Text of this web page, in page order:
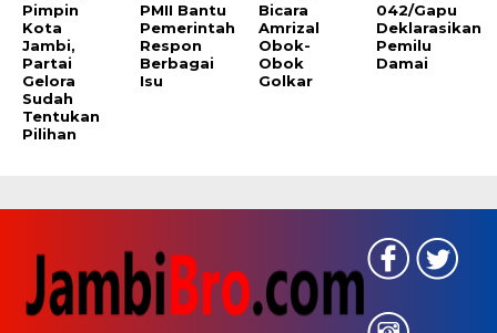
Pimpin
Kota
Jambi,
Partai
Gelora
Sudah
Tentukan
Pilihan
PMII Bantu
Pemerintah
Respon
Berbagai
Isu
Bicara
Amrizal
Obok-
Obok
Golkar
042/Gapu
Deklarasikan
Pemilu
Damai